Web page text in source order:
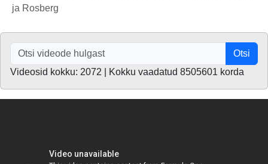
ja Rosberg
Otsi
Videosid kokku: 2072 | Kokku vaadatud 8505601 korda